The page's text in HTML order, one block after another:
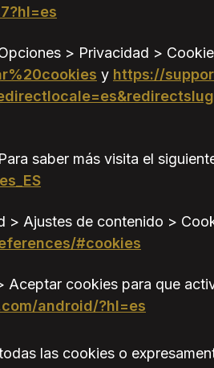
> Privacidad >
y https://
saber más visita el
Ajustes de contenido >
#cookies
cookies para que
android/?hl=es
las cookies o